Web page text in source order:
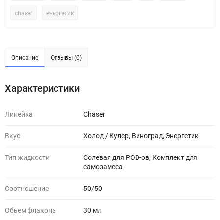
chaser енергетик
Описание Отзывы (0)
Характеристики
Линейка Chaser
Вкус Холод / Кулер, Виноград, Энергетик
Тип жидкости
Солевая для POD-ов, Комплект для
самозамеса
Соотношение 50/50
Обьем флакона 30 мл